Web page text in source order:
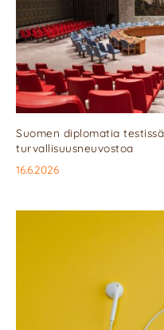
Suomen diplomatia
turvallisuusneuvostoa
16.6.2026